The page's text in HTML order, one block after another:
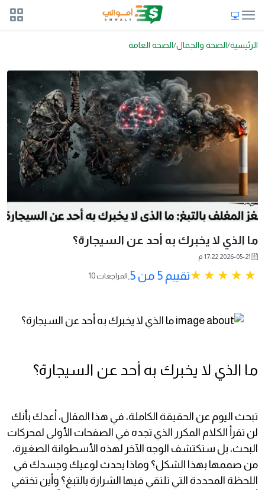
الرئيسية الصحة والجمال الصحه العامة
ما الذي لا يخبرك به أحد عن السيجارة؟
2026-05-21 17:22 م
تقييم 5 من 5. 10 المراجعات
ما الذي لا يخبرك به أحد عن السيجارة؟
تبحث اليوم عن الحقيقة الكاملة، في هذا المقال، أعدك بأنك
لن تقرأ الكلام المكرر الذي تجده في الصفحات الأولى لمحركات
البحث، بل ستكتشف الوجه الآخر لهذه الأسطوانة الصغيرة،
من صممها بهذا الشكل؟ وماذا يحدث لوعيك وجسدك في
اللحظة المحددة التي تلتقي فيها الشرارة بالتبغ؟ وأين تختفي